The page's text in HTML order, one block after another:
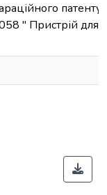
патенту
" Пристрій для